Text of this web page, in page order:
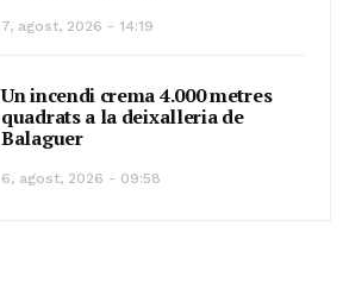
7, agost, 2026 - 14:19
Un incendi crema 4.000 metres
quadrats a la deixalleria de
Balaguer
6, agost, 2026 - 09:58